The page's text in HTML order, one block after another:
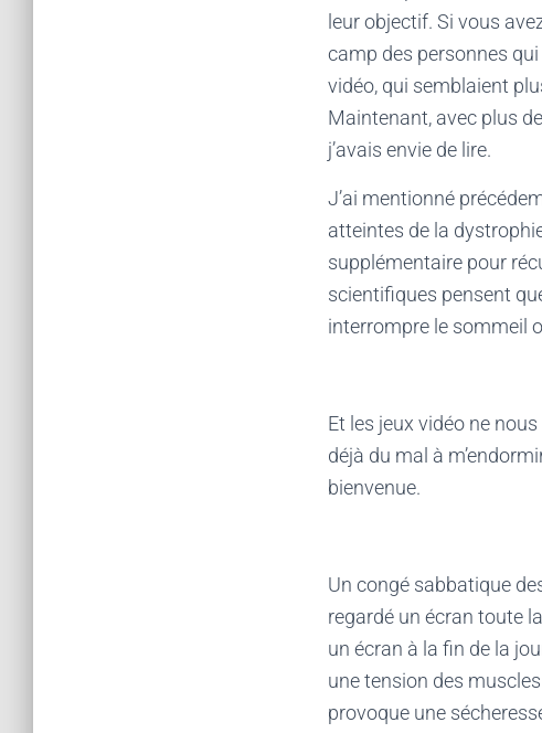
leur objectif. Si vous
camp des personnes
vidéo, qui semblaient
Maintenant, avec plus
j’avais envie de lire.
J’ai mentionné
atteintes de la
supplémentaire pour
scientifiques pensent
interrompre le sommeil
Et les jeux vidéo ne
déjà du mal à
bienvenue.
Un congé sabbatique
regardé un écran toute
un écran à la fin de la
une tension des
provoque une